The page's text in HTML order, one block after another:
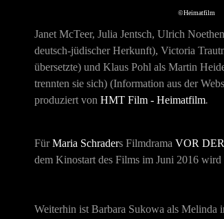
©Heimatfilm
Janet McTeer, Julia Jentsch, Ulrich
deutsch-jüdischer Herkunft), Victoria
übersetzte) und Klaus Pohl als Martin
trennten sie sich) (Information aus der
produziert von HMT Film - Heimatfilm.
FürMaria Schraders Filmdrama VOR
dem Kinostart des Films im Juni 2016
Weiterhin ist Barbara Sukowa als Melinda